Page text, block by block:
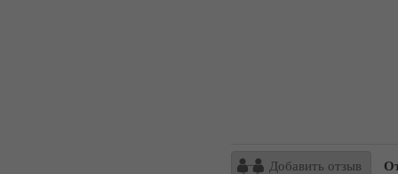
Добавить отзыв